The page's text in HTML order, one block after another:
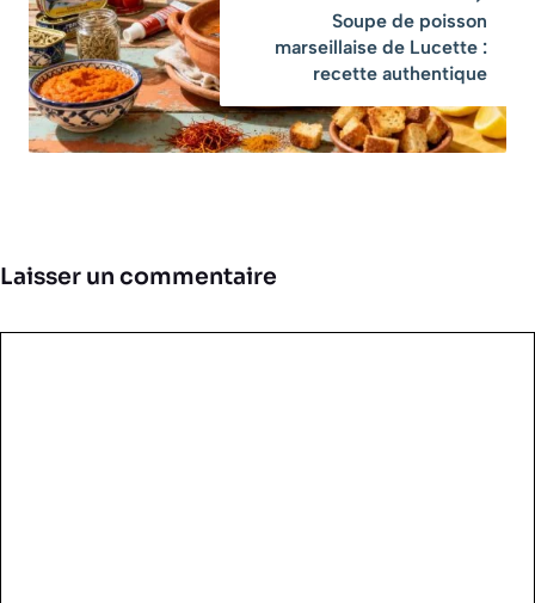
Soupe de poisson
marseillaise de Lucette :
recette authentique
Laisser un commentaire